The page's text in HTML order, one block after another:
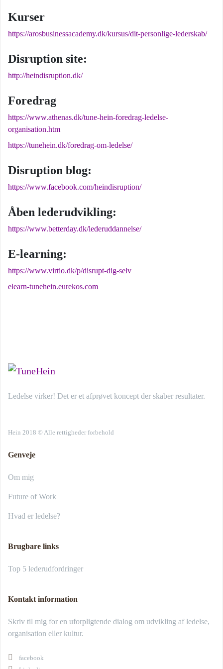
Kurser
https://arosbusinessacademy.dk/kursus/dit-personlige-lederskab/
Disruption site:
http://heindisruption.dk/
Foredrag
https://www.athenas.dk/tune-hein-foredrag-ledelse-
organisation.htm
https://tunehein.dk/foredrag-om-ledelse/
Disruption blog:
https://www.facebook.com/heindisruption/
Åben lederudvikling:
https://www.betterday.dk/lederuddannelse/
E-learning:
https://www.virtio.dk/p/disrupt-dig-selv
elearn-tunehein.eurekos.com
Ledelse virker! Det er et afprøvet koncept der skaber resultater.
Hein 2018 © Alle rettigheder forbehold
Genveje
Om mig
Future of Work
Hvad er ledelse?
Brugbare links
Top 5 lederudfordringer
Kontakt information
Skriv til mig for en uforpligtende dialog om udvikling af ledelse,
organisation eller kultur.
facebook